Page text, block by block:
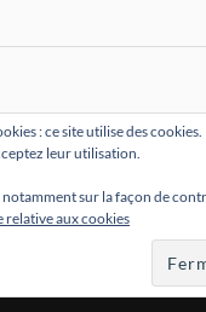
WORDPRESS
ANDERS NORÉN
: ce site utilise des
leur utilisation.
sur la façon de
relative aux cookies